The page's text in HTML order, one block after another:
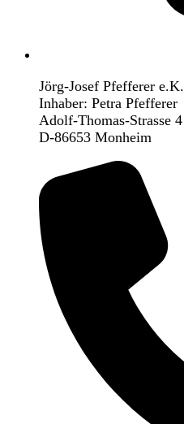
Jörg-Josef Pfefferer e.K.
Inhaber: Petra Pfefferer
Adolf-Thomas-Strasse 4
D-86653 Monheim